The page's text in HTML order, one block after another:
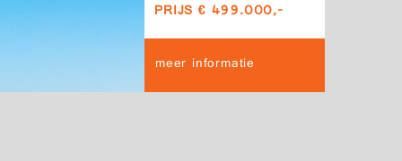
PRIJS € 499.000,-
meer informatie